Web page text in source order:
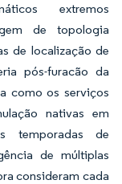
extremos
de topologia
de localização de
pós-furacão da
como os serviços
nativas em
temporadas de
de múltiplas
consideram cada